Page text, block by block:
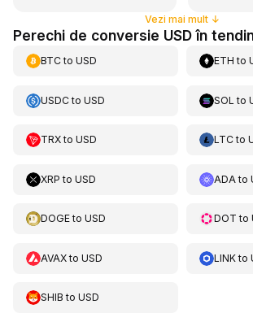
Vezi mai mult↓
Perechi de conversie USD în
BTCto USD ETH to
USDCto USD SOL to
TRXto USD LTCto
XRP to USD ADA to
DOGEto USD DOT to
AVAXto USD LINKto
SHIB to USD